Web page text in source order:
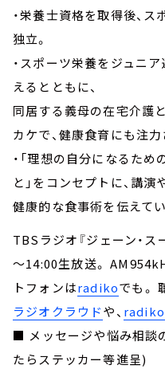
・栄養士資格を取得後、
独立。
・スポーツ栄養をジュニ
えるとともに、
同居する義母の在宅介護
カケで、健康食育にも注力
・「理想の自分になるため
と」をコンセプトに、講
健康的な食事術を伝えて
TBSラジオ『ジェーン・
～14:00生放送。
トフォンはradikoでも。
ラジオクラウドや、 radiko
■ メッセージや悩み相談
たらステッカー等進呈)